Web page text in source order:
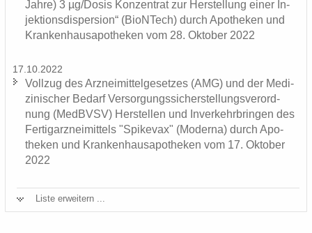
Jahre) 3 µg/Dosis Kon­zen­trat zur Her­stel­lung einer In­
jek­ti­ons­di­sper­si­on“ (BioNTech) durch Apo­the­ken und
Kran­ken­hau­s­apo­the­ken vom 28. Ok­to­ber 2022
17.10.2022
Voll­zug des Arz­nei­mit­tel­ge­set­zes (AMG) und der Me­di­
zi­ni­scher Be­darf Ver­sor­gungs­si­cher­stel­lungs­ver­ord­
nung (MedBVSV) Her­stel­len und In­ver­kehr­brin­gen des
Fer­tig­arz­nei­mit­tels "Spike­vax" (Mo­der­na) durch Apo­
the­ken und Kran­ken­hau­s­apo­the­ken vom 17. Ok­to­ber
2022
Liste er­wei­tern ...